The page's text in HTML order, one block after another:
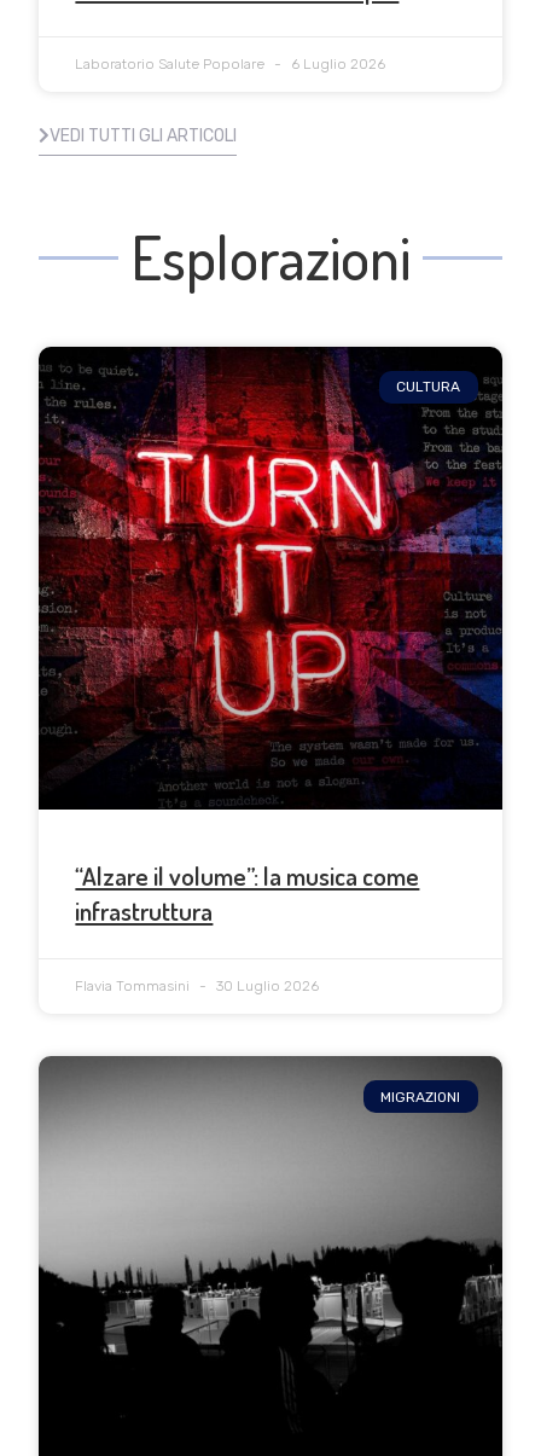
Laboratorio Salute Popolare 6 Luglio 2026
VEDI TUTTI GLI ARTICOLI
Esplorazioni
CULTURA
“Alzare il volume”: la musica come
infrastruttura
Flavia Tommasini 30 Luglio 2026
MIGRAZIONI